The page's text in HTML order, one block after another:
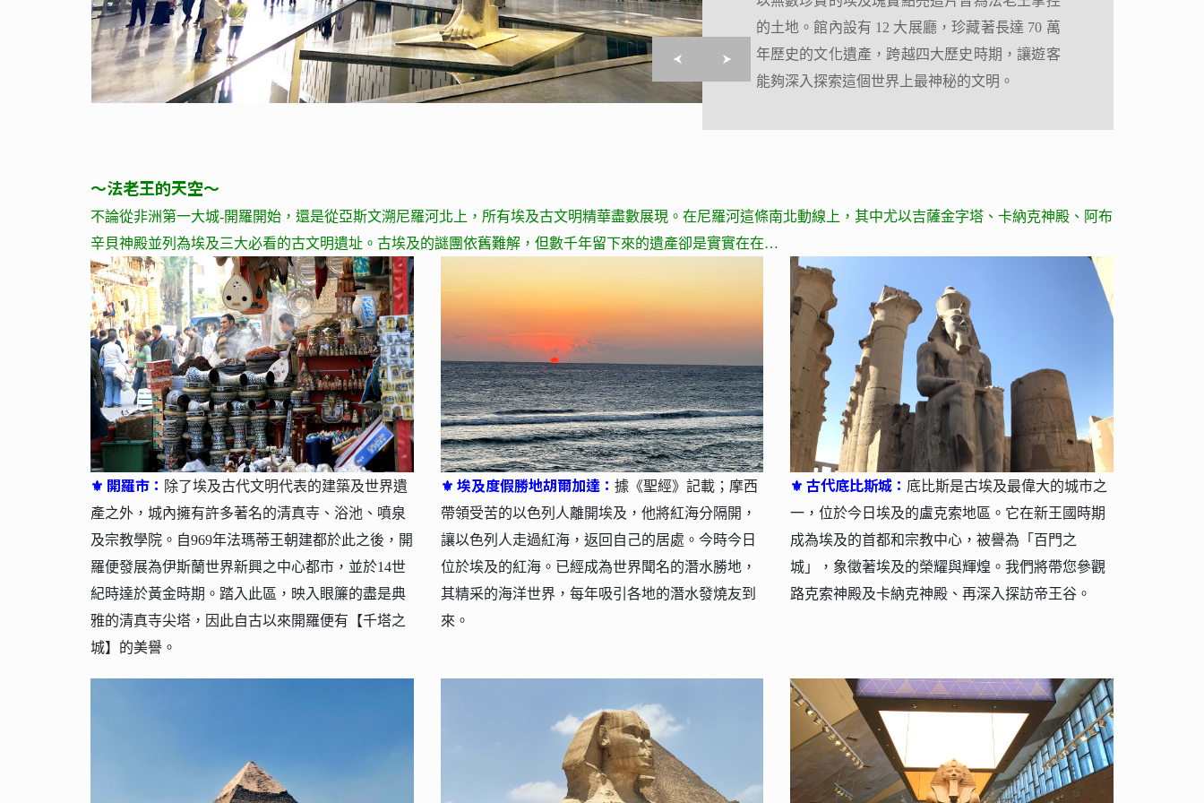
的土地。館內設有 12 大展廳，珍藏著長達 70 萬
年歷史的文化遺產，跨越四大歷史時期，讓遊客
能夠深入探索這個世界上最神秘的文明。
的土地。館內設有 12 大展廳，珍藏著長達 70 萬
年歷史的文化遺產，跨越四大歷史時期，讓遊客
能夠深入探索這個世界上最神秘的文明。
～法老王的天空～
不論從非洲第一大城-開羅開始，還是從亞斯文溯尼羅河北上，所有埃及古文明精華盡數展現。在尼羅河這條南北動線上，其中尤以吉薩金字塔、卡納克神殿、阿布
辛貝神殿並列為埃及三大必看的古文明遺址。古埃及的謎團依舊難解，但數千年留下來的遺產卻是實實在在…
⚜ 開羅市： 除了埃及古代文明代表的建築及世界遺
產之外，城內擁有許多著名的清真寺、浴池、噴泉
及宗教學院。自969年法瑪蒂王朝建都於此之後，開
羅便發展為伊斯蘭世界新興之中心都市，並於14世
紀時達於黃金時期。踏入此區，映入眼簾的盡是典
雅的清真寺尖塔，因此自古以來開羅便有【千塔之
城】的美譽。
⚜ 埃及度假勝地胡爾加達： 據《聖經》記載；摩西
帶領受苦的以色列人離開埃及，他將紅海分隔開，
讓以色列人走過紅海，返回自己的居處。今時今日
位於埃及的紅海。已經成為世界聞名的潛水勝地，
其精采的海洋世界，每年吸引各地的潛水發燒友到
來。
⚜古代底比斯城： 底比斯是古埃及最偉大的城市之
一，位於今日埃及的盧克索地區。它在新王國時期
成為埃及的首都和宗教中心，被譽為「百門之
城」，象徵著埃及的榮耀與輝煌。我們將帶您參觀
路克索神殿及卡納克神殿、再深入探訪帝王谷。